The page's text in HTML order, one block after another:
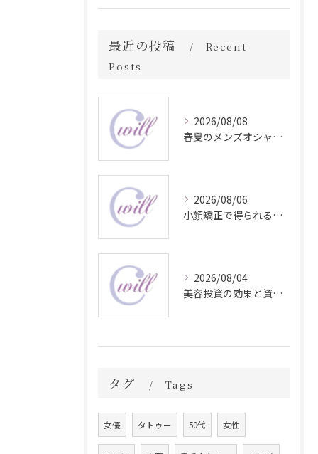
最近の投稿
Recent
Posts
2026/08/08
春夏のメンズオシャレ最前線スタイル
2026/08/06
小顔矯正で得られる顔変化の科学的効果
2026/08/04
美容投資の効果と資産価値の解説
タグ Tags
女優 タトゥー 50代 女性